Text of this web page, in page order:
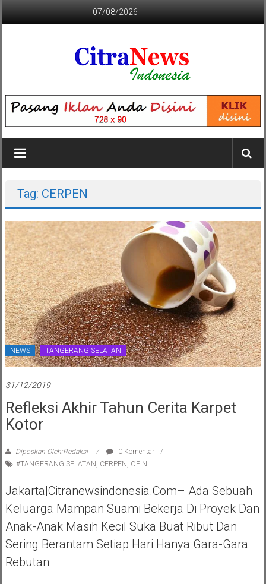
07/08/2026
CITRANEWS
INDONESIA
BERANI
DAN
KRISTIS
Tag: CERPEN
NEWS TANGERANG SELATAN
31/12/2019
Refleksi Akhir Tahun Cerita Karpet
Kotor
Diposkan Oleh:Redaksi
0 Komentar
#TANGERANG SELATAN , CERPEN , OPINI
Jakarta|Citranewsindonesia.com– Ada Sebuah
Keluarga Mampan Suami Bekerja Di Proyek Dan
Anak-Anak Masih Kecil Suka Buat Ribut Dan
Sering Berantam Setiap Hari Hanya Gara-Gara
Rebutan